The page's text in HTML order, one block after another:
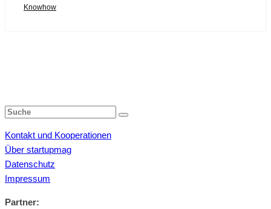
Knowhow
Kontakt und Kooperationen
Über startupmag
Datenschutz
Impressum
Partner: